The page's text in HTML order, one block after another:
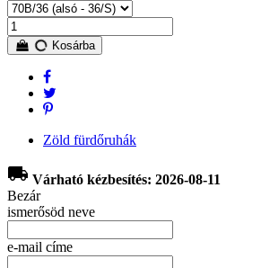
Kosárba
Zöld fürdőruhák
local_shipping Várható kézbesítés: 2026-08-11
Bezár
ismerősöd neve
e-mail címe